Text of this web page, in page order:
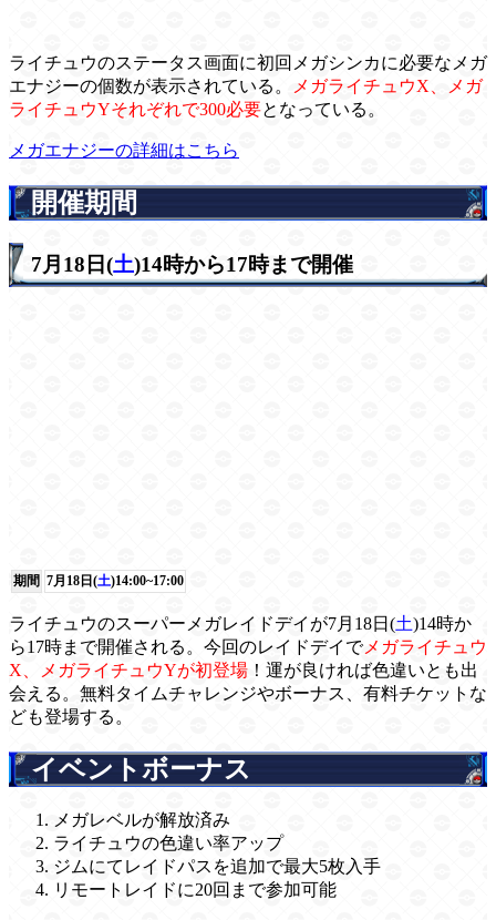
ライチュウのステータス画面に初回メガシンカに必要なメガ
エナジーの個数が表示されている。
メガライチュウX、メガ
ライチュウYそれぞれで300必要となっている。
メガエナジーの詳細はこちら
開催期間
7月18日(土)14時から17時まで開催
期間 7月18日(土)14:00~17:00
ライチュウのスーパーメガレイドデイが7月18日(土)14時か
ら17時まで開催される。今回のレイドデイでメガライチュウ
X、メガライチュウYが初登場 ！運が良ければ色違いとも出
会える。無料タイムチャレンジやボーナス、有料チケットな
ども登場する。
イベントボーナス
メガレベルが解放済み
ライチュウの色違い率アップ
ジムにてレイドパスを追加で最大5枚入手
リモートレイドに20回まで参加可能